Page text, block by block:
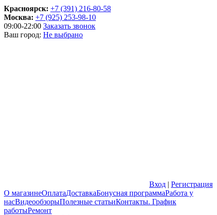
Красноярск: +7 (391) 216-80-58
Москва: +7 (925) 253-98-10
09:00-22:00 Заказать звонок
Ваш город: Не выбрано
Вход | Регистрация
О магазинеОплатаДоставкаБонусная программаРабота у
насВидеообзорыПолезные статьиКонтакты. График
работыРемонт